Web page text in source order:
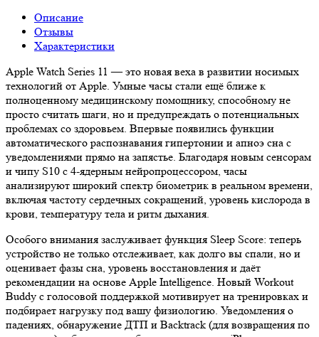
Описание
Отзывы
Характеристики
Apple Watch Series 11 — это новая веха в развитии носимых
технологий от Apple. Умные часы стали ещё ближе к
полноценному медицинскому помощнику, способному не
просто считать шаги, но и предупреждать о потенциальных
проблемах со здоровьем. Впервые появились функции
автоматического распознавания гипертонии и апноэ сна с
уведомлениями прямо на запястье. Благодаря новым сенсорам
и чипу S10 с 4-ядерным нейропроцессором, часы
анализируют широкий спектр биометрик в реальном времени,
включая частоту сердечных сокращений, уровень кислорода в
крови, температуру тела и ритм дыхания.
Особого внимания заслуживает функция Sleep Score: теперь
устройство не только отслеживает, как долго вы спали, но и
оценивает фазы сна, уровень восстановления и даёт
рекомендации на основе Apple Intelligence. Новый Workout
Buddy с голосовой поддержкой мотивирует на тренировках и
подбирает нагрузку под вашу физиологию. Уведомления о
падениях, обнаружение ДТП и Backtrack (для возвращения по